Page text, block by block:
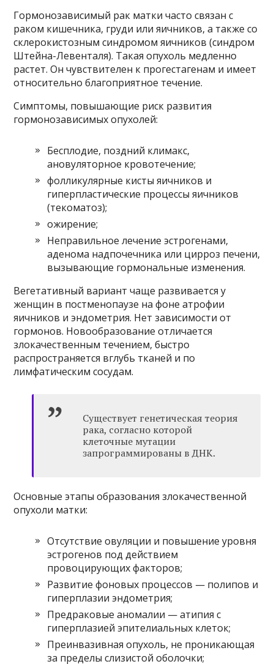
Гормонозависимый рак матки часто связан с
раком кишечника, груди или яичников, а также со
склерокистозным синдромом яичников (синдром
Штейна-Левенталя). Такая опухоль медленно
растет. Он чувствителен к прогестагенам и имеет
относительно благоприятное течение.
Симптомы, повышающие риск развития
гормонозависимых опухолей:
Бесплодие, поздний климакс,
ановуляторное кровотечение;
фолликулярные кисты яичников и
гиперпластические процессы яичников
(текоматоз);
ожирение;
Неправильное лечение эстрогенами,
аденома надпочечника или цирроз печени,
вызывающие гормональные изменения.
Вегетативный вариант чаще развивается у
женщин в постменопаузе на фоне атрофии
яичников и эндометрия. Нет зависимости от
гормонов. Новообразование отличается
злокачественным течением, быстро
распространяется вглубь тканей и по
лимфатическим сосудам.
Существует генетическая теория
рака, согласно которой
клеточные мутации
запрограммированы в ДНК.
Основные этапы образования злокачественной
опухоли матки:
Отсутствие овуляции и повышение уровня
эстрогенов под действием
провоцирующих факторов;
Развитие фоновых процессов — полипов и
гиперплазии эндометрия;
Предраковые аномалии — атипия с
гиперплазией эпителиальных клеток;
Преинвазивная опухоль, не проникающая
за пределы слизистой оболочки;